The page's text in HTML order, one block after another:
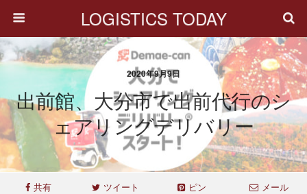
LOGISTICS TODAY
2020年9月9日
出前館、大分市で出前代行のシ
ェアリングデリバリー
共有 ツイート ピン メール